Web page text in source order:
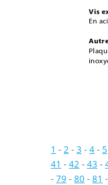
Vis
En
1 - 2 - 3 - 4 - 5
41 - 42 - 43 -
- 79 - 80 - 81 -